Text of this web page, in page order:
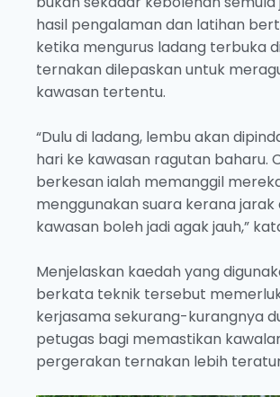
hasil pengalaman dan latihan
ketika mengurus ladang terbuka
ternakan dilepaskan untuk
kawasan tertentu.
“Dulu di ladang, lembu akan
hari ke kawasan ragutan baharu.
berkesan ialah memanggil
menggunakan suara kerana
kawasan boleh jadi agak jauh,”
Menjelaskan kaedah yang
berkata teknik tersebut
kerjasama sekurang-kurangnya
petugas bagi memastikan
pergerakan ternakan lebih